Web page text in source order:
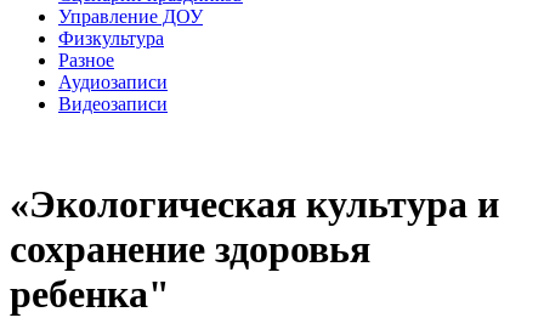
Управление ДОУ
Физкультура
Разное
Аудиозаписи
Видеозаписи
«Экологическая культура и
сохранение здоровья
ребенка"